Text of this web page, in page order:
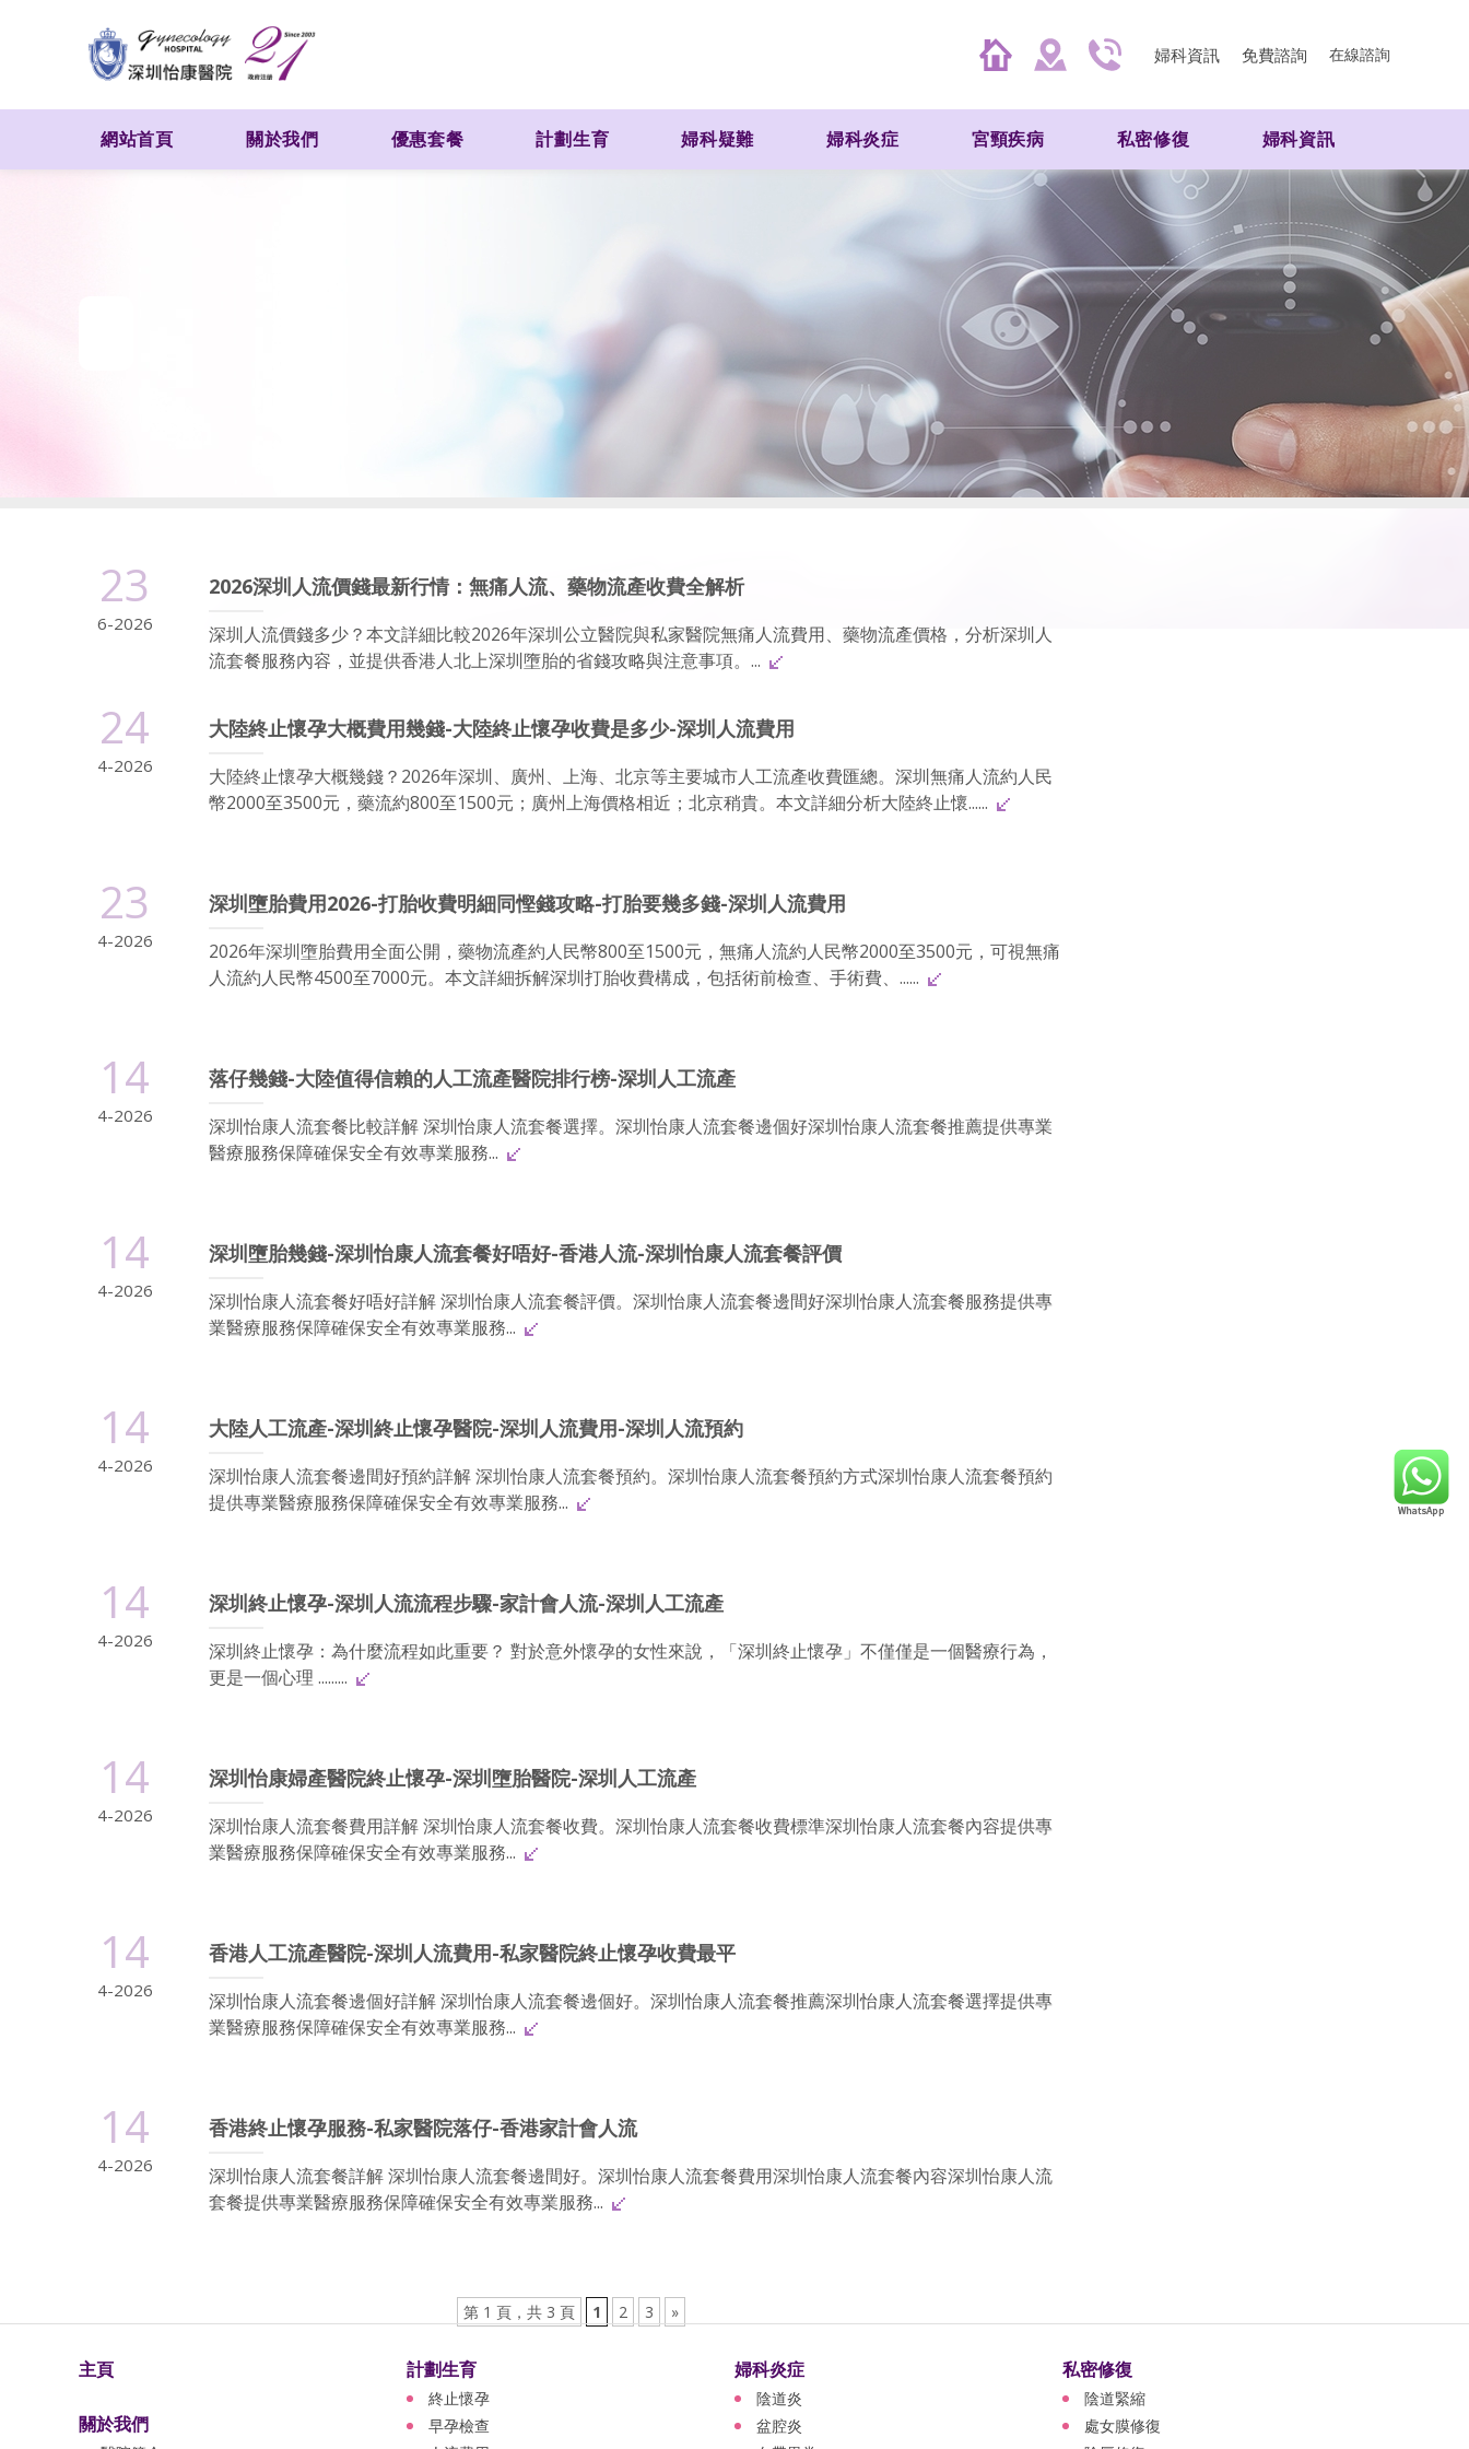
婦科資訊 免費諮詢 在線諮詢
網站首頁 關於我們 優惠套餐 計劃生育 婦科疑難 婦科炎症 宮頸疾病 私密修復 婦科資訊
23
6-2026
2026深圳人流價錢最新行情：無痛人流、藥物流產收費全解析
深圳人流價錢多少？本文詳細比較2026年深圳公立醫院與私家醫院無痛人流費用、藥物流產價格，分析深圳人
流套餐服務內容，並提供香港人北上深圳墮胎的省錢攻略與注意事項。...
24
4-2026
大陸終止懷孕大概費用幾錢-大陸終止懷孕收費是多少-深圳人流費用
大陸終止懷孕大概幾錢？2026年深圳、廣州、上海、北京等主要城市人工流產收費匯總。深圳無痛人流約人民
幣2000至3500元，藥流約800至1500元；廣州上海價格相近；北京稍貴。本文詳細分析大陸終止懷......
23
4-2026
深圳墮胎費用2026-打胎收費明細同慳錢攻略-打胎要幾多錢-深圳人流費用
2026年深圳墮胎費用全面公開，藥物流產約人民幣800至1500元，無痛人流約人民幣2000至3500元，可視無痛
人流約人民幣4500至7000元。本文詳細拆解深圳打胎收費構成，包括術前檢查、手術費、......
14
4-2026
落仔幾錢-大陸值得信賴的人工流產醫院排行榜-深圳人工流產
深圳怡康人流套餐比較詳解 深圳怡康人流套餐選擇。深圳怡康人流套餐邊個好深圳怡康人流套餐推薦提供專業
醫療服務保障確保安全有效專業服務...
14
4-2026
深圳墮胎幾錢-深圳怡康人流套餐好唔好-香港人流-深圳怡康人流套餐評價
深圳怡康人流套餐好唔好詳解 深圳怡康人流套餐評價。深圳怡康人流套餐邊間好深圳怡康人流套餐服務提供專
業醫療服務保障確保安全有效專業服務...
14
4-2026
大陸人工流產-深圳終止懷孕醫院-深圳人流費用-深圳人流預約
深圳怡康人流套餐邊間好預約詳解 深圳怡康人流套餐預約。深圳怡康人流套餐預約方式深圳怡康人流套餐預約
提供專業醫療服務保障確保安全有效專業服務...
14
4-2026
深圳終止懷孕-深圳人流流程步驟-家計會人流-深圳人工流產
深圳終止懷孕：為什麼流程如此重要？ 對於意外懷孕的女性來說，「深圳終止懷孕」不僅僅是一個醫療行為，
更是一個心理 .........
14
4-2026
深圳怡康婦產醫院終止懷孕-深圳墮胎醫院-深圳人工流產
深圳怡康人流套餐費用詳解 深圳怡康人流套餐收費。深圳怡康人流套餐收費標準深圳怡康人流套餐內容提供專
業醫療服務保障確保安全有效專業服務...
14
4-2026
香港人工流產醫院-深圳人流費用-私家醫院終止懷孕收費最平
深圳怡康人流套餐邊個好詳解 深圳怡康人流套餐邊個好。深圳怡康人流套餐推薦深圳怡康人流套餐選擇提供專
業醫療服務保障確保安全有效專業服務...
14
4-2026
香港終止懷孕服務-私家醫院落仔-香港家計會人流
深圳怡康人流套餐詳解 深圳怡康人流套餐邊間好。深圳怡康人流套餐費用深圳怡康人流套餐內容深圳怡康人流
套餐提供專業醫療服務保障確保安全有效專業服務...
第 1 頁，共 3 頁 1 2 3 »
主頁
關於我們
計劃生育
終止懷孕
早孕檢查
婦科炎症
陰道炎
盆腔炎
私密修復
陰道緊縮
處女膜修復